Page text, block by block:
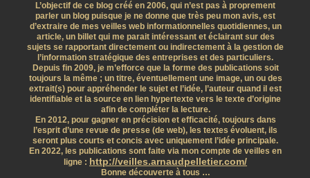
L’objectif de ce blog créé en 2006, qui n’est pas à proprement
parler un blog puisque je ne donne que très peu mon avis, est
d’extraire de mes veilles web informationnelles quotidiennes, un
article, un billet qui me parait intéressant et éclairant sur des
sujets se rapportant directement ou indirectement à la gestion de
l’information stratégique des entreprises et des particuliers.
Depuis fin 2009, je m’efforce que la forme des publications soit
toujours la même ; un titre, éventuellement une image, un ou des
extrait(s) pour appréhender le sujet et l’idée, l’auteur quand il est
identifiable et la source en lien hypertexte vers le texte d’origine
afin de compléter la lecture.
En 2012, pour gagner en précision et efficacité, toujours dans
l’esprit d’une revue de presse (de web), les textes évoluent, ils
seront plus courts et concis avec uniquement l’idée principale.
En 2022, les publications sont faite via mon compte de veilles en
ligne : http://veilles.arnaudpelletier.com/
Bonne découverte à tous …